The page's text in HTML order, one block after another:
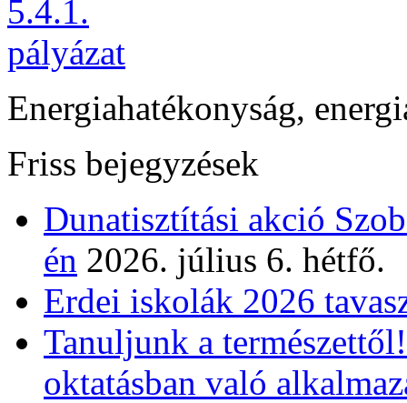
Energiahatékonyság,
Friss bejegyzések
Dunatisztítási akció
én 2026. július 6. hétfő.
Erdei iskolák 2026
Tanuljunk a
oktatásban való